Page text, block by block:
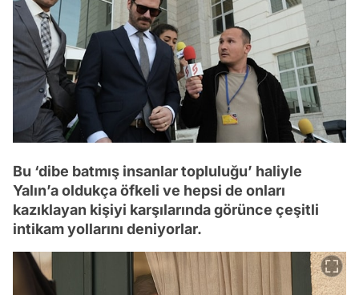
Bu ‘dibe batmış insanlar topluluğu’ haliyle
Yalın’a oldukça öfkeli ve hepsi de onları
kazıklayan kişiyi karşılarında görünce çeşitli
intikam yollarını deniyorlar.